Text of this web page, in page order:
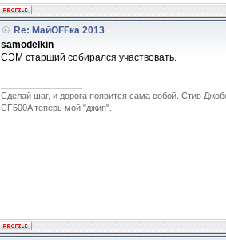
Re: МайOFFка 2013
samodelkin
СЭМ старший собирался участвовать.
Сделай шаг, и дорога появится сама собой. Стив
CF500A теперь мой "джип".